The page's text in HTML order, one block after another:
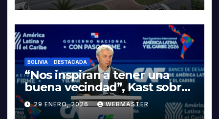
INDUSTRIALIZACIÓN DEL
LITIO
BOLIVIA DESTACADA
“Nos inspiran a tener una
buena vecindad”, Kast sobre
discurso del presidente
Rodrigo Paz
29 ENERO, 2026 WEBMASTER